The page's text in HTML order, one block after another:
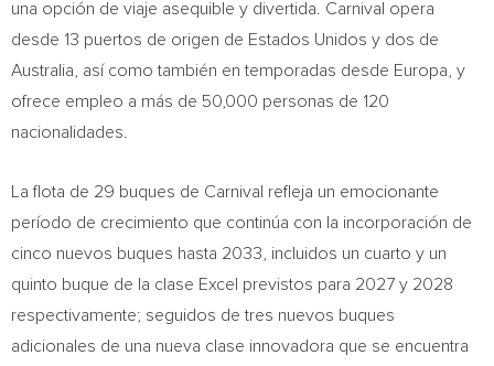
una opción de viaje asequible y divertida. Carnival opera
desde 13 puertos de origen de Estados Unidos y dos de
Australia , así como también en temporadas desde Europa, y
ofrece empleo a más de 50,000 personas de 120
nacionalidades.
La flota de 29 buques de Carnival refleja un emocionante
período de crecimiento que continúa con la incorporación de
cinco nuevos buques hasta 2033, incluidos un cuarto y un
quinto buque de la clase Excel previstos para 2027 y 2028
respectivamente; seguidos de tres nuevos buques
adicionales de una nueva clase innovadora que se encuentra